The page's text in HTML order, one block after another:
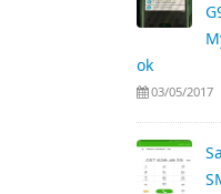
ok
03/05/2017